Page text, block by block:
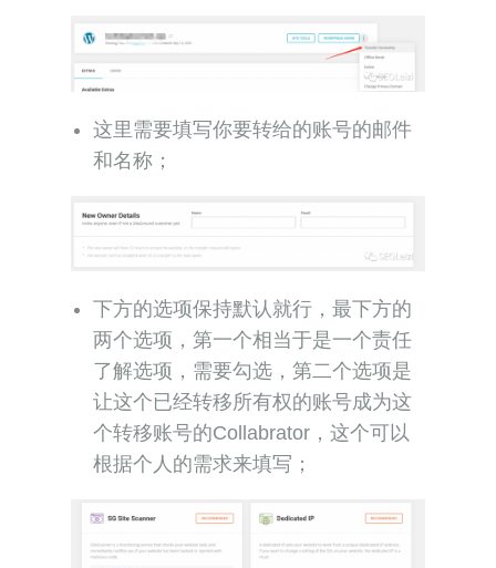
这里需要填写你要转给的账号的邮件
和名称；
下方的选项保持默认就行，最下方的
两个选项，第一个相当于是一个责任
了解选项，需要勾选，第二个选项是
让这个已经转移所有权的账号成为这
个转移账号的Collabrator，这个可以
根据个人的需求来填写；